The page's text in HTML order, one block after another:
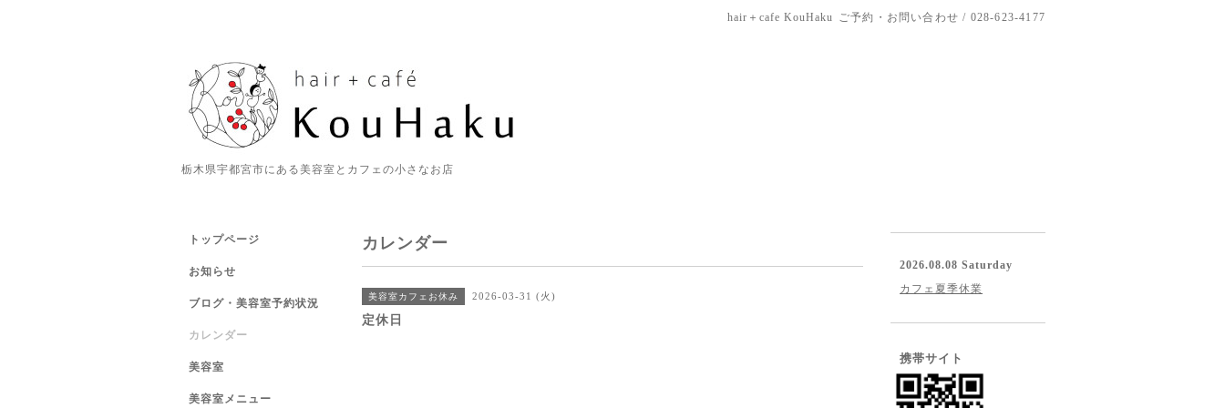
hair＋cafe KouHaku ご予約・お問い合わせ / 028-623-4177
栃木県宇都宮市にある美容室とカフェの小さなお店
カレンダー
美容室カフェお休み 2026-03-31 (火)
定休日
トップページ
お知らせ
ブログ・美容室予約状況
カレンダー
美容室
美容室メニュー
2026.08.08 Saturday
カフェ夏季休業
携帯サイト